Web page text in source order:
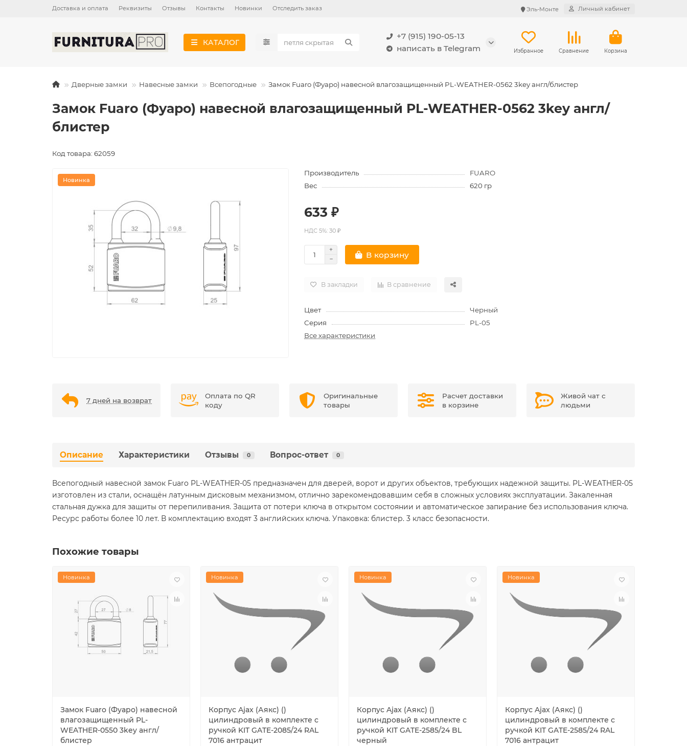
Доставка и оплата Реквизиты Отзывы Контакты Новинки Отследить заказ Эль-Монте Личный кабинет
КАТАЛОГ
+7 (915) 190-05-13
написать в Telegram
Избранное Сравнение Корзина
Дверные замки Навесные замки Всепогодные Замок Fuaro (Фуаро) навесной влагозащищенный PL-WEATHER-0562 3key англ/блистер
Замок Fuaro (Фуаро) навесной влагозащищенный PL-WEATHER-0562 3key англ/
блистер
Код товара: 62059
Новинка
Производитель
FUARO
Вес
620 гр
633 ₽
НДС 5%: 30 ₽
В корзину
В закладки В сравнение
Цвет
Черный
Серия
PL-05
Все характеристики
7 дней на возврат
Оплата по QR
коду
Оригинальные
товары
Расчет доставки
в корзине
Живой чат с
людьми
Описание Характеристики Отзывы 0 Вопрос-ответ 0
Всепогодный навесной замок Fuaro PL-WEATHER-05 предназначен для дверей, ворот и других объектов, требующих надежной защиты. PL-WEATHER-05
изготовлен из стали, оснащён латунным дисковым механизмом, отлично зарекомендовавшим себя в сложных условиях эксплуатации. Закаленная
стальная дужка для защиты от перепиливания. Защита от потери ключа в открытом состоянии и автоматическое запирание без использования ключа.
Ресурс работы более 10 лет. В комплектацию входят 3 английских ключа. Упаковка: блистер. 3 класс безопасности.
Похожие товары
Новинка
Замок Fuaro (Фуаро) навесной
влагозащищенный PL-
WEATHER-0550 3key англ/
блистер
Новинка
Корпус Ajax (Аякс) ()
цилиндровый в комплекте с
ручкой KIT GATE-2085/24 RAL
7016 антрацит
Новинка
Корпус Ajax (Аякс) ()
цилиндровый в комплекте с
ручкой KIT GATE-2585/24 BL
черный
Новинка
Корпус Ajax (Аякс) ()
цилиндровый в комплекте с
ручкой KIT GATE-2585/24 RAL
7016 антрацит